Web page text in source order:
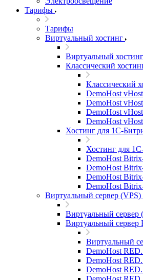
Тарифы
Тарифы
Виртуальный хостинг
Виртуальный хостинг
Классический
Классический
DemoHost
DemoHost
DemoHost
DemoHost
Хостинг для 1С-
Хостинг для
DemoHost
DemoHost
DemoHost
DemoHost
Виртуальный сервер (VPS)
Виртуальный сервер
Виртуальный сервер
Виртуальный
DemoHost
DemoHost
DemoHost